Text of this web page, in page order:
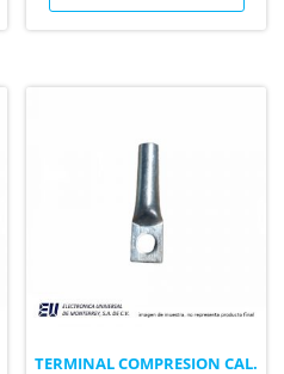
TERMINAL COMPRESION CAL.